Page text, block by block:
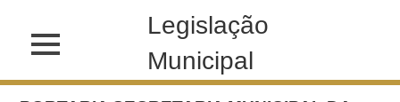
Legislação
Municipal